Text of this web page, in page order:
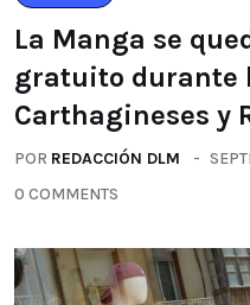
La Manga se
gratuito durante
Carthagineses y
POR REDACCIÓN DLM
0 COMMENTS